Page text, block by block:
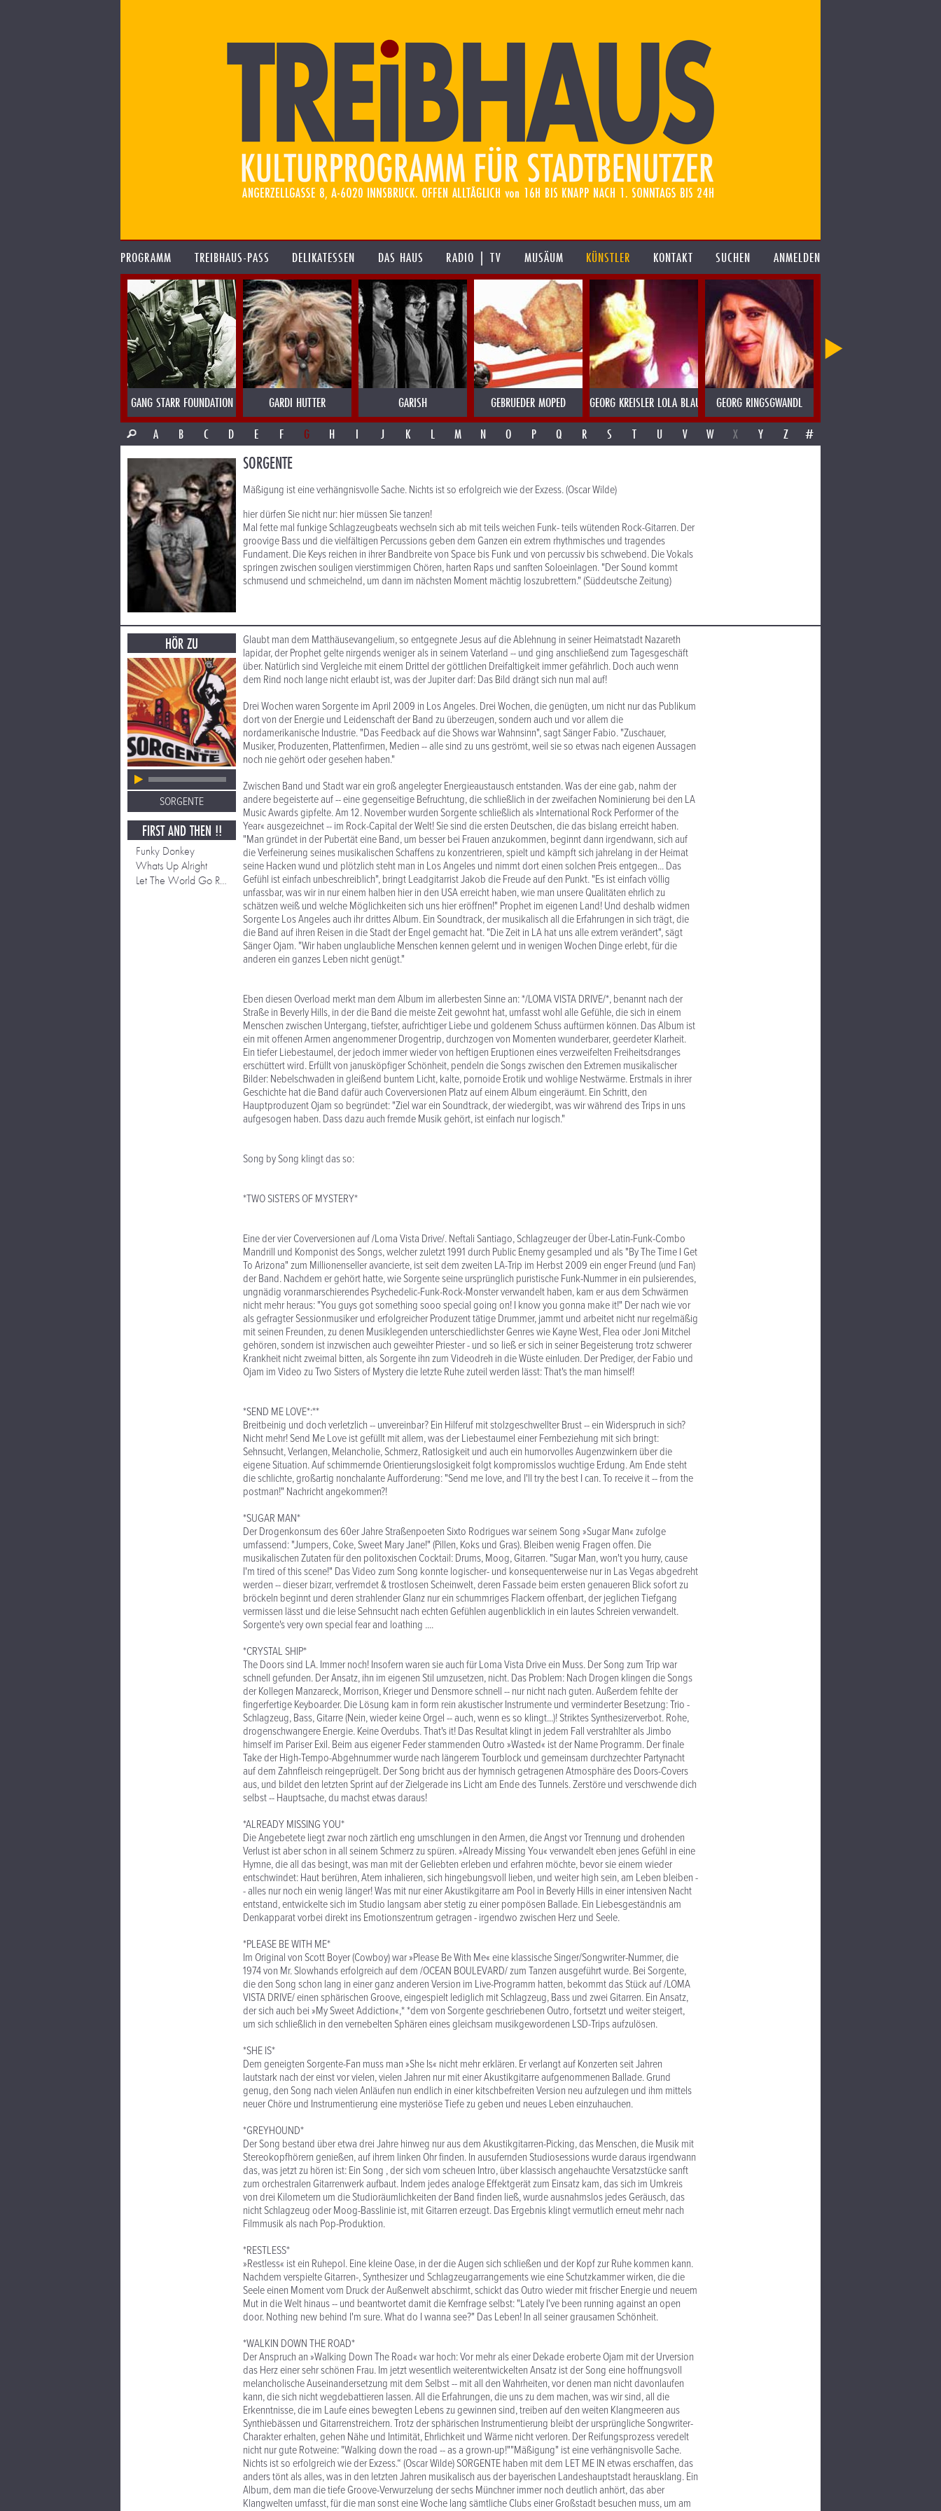
PROGRAMM TREIBHAUS-PASS DELIKATESSEN DAS HAUS RADIO | TV MUSÄUM KÜNSTLER KONTAKT SUCHEN ANMELDEN
GANG STARR FOUNDATION GARDI HUTTER GARISH GEBRUEDER MOPED GEORG KREISLER LOLA BLAU GEORG RINGSGWANDL
A
B C D E F G H I J K L M N O P Q R S T U V W X Y Z #
SORGENTE
Mäßigung ist eine verhängnisvolle Sache. Nichts ist so erfolgreich wie der Exzess. (Oscar Wilde)
hier dürfen Sie nicht nur: hier müssen Sie tanzen!
Mal fette mal funkige Schlagzeugbeats wechseln sich ab mit teils weichen Funk- teils wütenden Rock-Gitarren. Der
groovige Bass und die vielfältigen Percussions geben dem Ganzen ein extrem rhythmisches und tragendes
Fundament. Die Keys reichen in ihrer Bandbreite von Space bis Funk und von percussiv bis schwebend. Die Vokals
springen zwischen souligen vierstimmigen Chören, harten Raps und sanften Soloeinlagen. "Der Sound kommt
schmusend und schmeichelnd, um dann im nächsten Moment mächtig loszubrettern." (Süddeutsche Zeitung)
HÖR ZU
SORGENTE
FIRST AND THEN !!
Funky Donkey
Whats Up Alright
Let The World Go Round
Glaubt man dem Matthäusevangelium, so entgegnete Jesus auf die Ablehnung in seiner Heimatstadt Nazareth
lapidar, der Prophet gelte nirgends weniger als in seinem Vaterland -- und ging anschließend zum Tagesgeschäft
über. Natürlich sind Vergleiche mit einem Drittel der göttlichen Dreifaltigkeit immer gefährlich. Doch auch wenn
dem Rind noch lange nicht erlaubt ist, was der Jupiter darf: Das Bild drängt sich nun mal auf!
Drei Wochen waren Sorgente im April 2009 in Los Angeles. Drei Wochen, die genügten, um nicht nur das Publikum
dort von der Energie und Leidenschaft der Band zu überzeugen, sondern auch und vor allem die
nordamerikanische Industrie. "Das Feedback auf die Shows war Wahnsinn", sagt Sänger Fabio. "Zuschauer,
Musiker, Produzenten, Plattenfirmen, Medien -- alle sind zu uns geströmt, weil sie so etwas nach eigenen Aussagen
noch nie gehört oder gesehen haben."
Zwischen Band und Stadt war ein groß angelegter Energieaustausch entstanden. Was der eine gab, nahm der
andere begeisterte auf -- eine gegenseitige Befruchtung, die schließlich in der zweifachen Nominierung bei den LA
Music Awards gipfelte. Am 12. November wurden Sorgente schließlich als »International Rock Performer of the
Year« ausgezeichnet -- im Rock-Capital der Welt! Sie sind die ersten Deutschen, die das bislang erreicht haben.
"Man gründet in der Pubertät eine Band, um besser bei Frauen anzukommen, beginnt dann irgendwann, sich auf
die Verfeinerung seines musikalischen Schaffens zu konzentrieren, spielt und kämpft sich jahrelang in der Heimat
seine Hacken wund und plötzlich steht man in Los Angeles und nimmt dort einen solchen Preis entgegen... Das
Gefühl ist einfach unbeschreiblich", bringt Leadgitarrist Jakob die Freude auf den Punkt. "Es ist einfach völlig
unfassbar, was wir in nur einem halben hier in den USA erreicht haben, wie man unsere Qualitäten ehrlich zu
schätzen weiß und welche Möglichkeiten sich uns hier eröffnen!" Prophet im eigenen Land! Und deshalb widmen
Sorgente Los Angeles auch ihr drittes Album. Ein Soundtrack, der musikalisch all die Erfahrungen in sich trägt, die
die Band auf ihren Reisen in die Stadt der Engel gemacht hat. "Die Zeit in LA hat uns alle extrem verändert", sägt
Sänger Ojam. "Wir haben unglaubliche Menschen kennen gelernt und in wenigen Wochen Dinge erlebt, für die
anderen ein ganzes Leben nicht genügt."
Eben diesen Overload merkt man dem Album im allerbesten Sinne an: */LOMA VISTA DRIVE/*, benannt nach der
Straße in Beverly Hills, in der die Band die meiste Zeit gewohnt hat, umfasst wohl alle Gefühle, die sich in einem
Menschen zwischen Untergang, tiefster, aufrichtiger Liebe und goldenem Schuss auftürmen können. Das Album ist
ein mit offenen Armen angenommener Drogentrip, durchzogen von Momenten wunderbarer, geerdeter Klarheit.
Ein tiefer Liebestaumel, der jedoch immer wieder von heftigen Eruptionen eines verzweifelten Freiheitsdranges
erschüttert wird. Erfüllt von janusköpfiger Schönheit, pendeln die Songs zwischen den Extremen musikalischer
Bilder: Nebelschwaden in gleißend buntem Licht, kalte, pornoide Erotik und wohlige Nestwärme. Erstmals in ihrer
Geschichte hat die Band dafür auch Coverversionen Platz auf einem Album eingeräumt. Ein Schritt, den
Hauptproduzent Ojam so begründet: "Ziel war ein Soundtrack, der wiedergibt, was wir während des Trips in uns
aufgesogen haben. Dass dazu auch fremde Musik gehört, ist einfach nur logisch."
Song by Song klingt das so:
*TWO SISTERS OF MYSTERY*
Eine der vier Coverversionen auf /Loma Vista Drive/. Neftali Santiago, Schlagzeuger der Über-Latin-Funk-Combo
Mandrill und Komponist des Songs, welcher zuletzt 1991 durch Public Enemy gesampled und als "By The Time I Get
To Arizona" zum Millionenseller avancierte, ist seit dem zweiten LA-Trip im Herbst 2009 ein enger Freund (und Fan)
der Band. Nachdem er gehört hatte, wie Sorgente seine ursprünglich puristische Funk-Nummer in ein pulsierendes,
ungnädig voranmarschierendes Psychedelic-Funk-Rock-Monster verwandelt haben, kam er aus dem Schwärmen
nicht mehr heraus: "You guys got something sooo special going on! I know you gonna make it!" Der nach wie vor
als gefragter Sessionmusiker und erfolgreicher Produzent tätige Drummer, jammt und arbeitet nicht nur regelmäßig
mit seinen Freunden, zu denen Musiklegenden unterschiedlichster Genres wie Kayne West, Flea oder Joni Mitchel
gehören, sondern ist inzwischen auch geweihter Priester - und so ließ er sich in seiner Begeisterung trotz schwerer
Krankheit nicht zweimal bitten, als Sorgente ihn zum Videodreh in die Wüste einluden. Der Prediger, der Fabio und
Ojam im Video zu Two Sisters of Mystery die letzte Ruhe zuteil werden lässt: That's the man himself!
*SEND ME LOVE*:**
Breitbeinig und doch verletzlich -- unvereinbar? Ein Hilferuf mit stolzgeschwellter Brust -- ein Widerspruch in sich?
Nicht mehr! Send Me Love ist gefüllt mit allem, was der Liebestaumel einer Fernbeziehung mit sich bringt:
Sehnsucht, Verlangen, Melancholie, Schmerz, Ratlosigkeit und auch ein humorvolles Augenzwinkern über die
eigene Situation. Auf schimmernde Orientierungslosigkeit folgt kompromisslos wuchtige Erdung. Am Ende steht
die schlichte, großartig nonchalante Aufforderung: "Send me love, and I'll try the best I can. To receive it -- from the
postman!" Nachricht angekommen?!
*SUGAR MAN*
Der Drogenkonsum des 60er Jahre Straßenpoeten Sixto Rodrigues war seinem Song »Sugar Man« zufolge
umfassend: "Jumpers, Coke, Sweet Mary Jane!" (Pillen, Koks und Gras). Bleiben wenig Fragen offen. Die
musikalischen Zutaten für den politoxischen Cocktail: Drums, Moog, Gitarren. "Sugar Man, won't you hurry, cause
I'm tired of this scene!" Das Video zum Song konnte logischer- und konsequenterweise nur in Las Vegas abgedreht
werden -- dieser bizarr, verfremdet & trostlosen Scheinwelt, deren Fassade beim ersten genaueren Blick sofort zu
bröckeln beginnt und deren strahlender Glanz nur ein schummriges Flackern offenbart, der jeglichen Tiefgang
vermissen lässt und die leise Sehnsucht nach echten Gefühlen augenblicklich in ein lautes Schreien verwandelt.
Sorgente's very own special fear and loathing ....
*CRYSTAL SHIP*
The Doors sind LA. Immer noch! Insofern waren sie auch für Loma Vista Drive ein Muss. Der Song zum Trip war
schnell gefunden. Der Ansatz, ihn im eigenen Stil umzusetzen, nicht. Das Problem: Nach Drogen klingen die Songs
der Kollegen Manzareck, Morrison, Krieger und Densmore schnell -- nur nicht nach guten. Außerdem fehlte der
fingerfertige Keyboarder. Die Lösung kam in form rein akustischer Instrumente und verminderter Besetzung: Trio -
Schlagzeug, Bass, Gitarre (Nein, wieder keine Orgel -- auch, wenn es so klingt...)! Striktes Synthesizerverbot. Rohe,
drogenschwangere Energie. Keine Overdubs. That's it! Das Resultat klingt in jedem Fall verstrahlter als Jimbo
himself im Pariser Exil. Beim aus eigener Feder stammenden Outro »Wasted« ist der Name Programm. Der finale
Take der High-Tempo-Abgehnummer wurde nach längerem Tourblock und gemeinsam durchzechter Partynacht
auf dem Zahnfleisch reingeprügelt. Der Song bricht aus der hymnisch getragenen Atmosphäre des Doors-Covers
aus, und bildet den letzten Sprint auf der Zielgerade ins Licht am Ende des Tunnels. Zerstöre und verschwende dich
selbst -- Hauptsache, du machst etwas daraus!
*ALREADY MISSING YOU*
Die Angebetete liegt zwar noch zärtlich eng umschlungen in den Armen, die Angst vor Trennung und drohenden
Verlust ist aber schon in all seinem Schmerz zu spüren. »Already Missing You« verwandelt eben jenes Gefühl in eine
Hymne, die all das besingt, was man mit der Geliebten erleben und erfahren möchte, bevor sie einem wieder
entschwindet: Haut berühren, Atem inhalieren, sich hingebungsvoll lieben, und weiter high sein, am Leben bleiben -
- alles nur noch ein wenig länger! Was mit nur einer Akustikgitarre am Pool in Beverly Hills in einer intensiven Nacht
entstand, entwickelte sich im Studio langsam aber stetig zu einer pompösen Ballade. Ein Liebesgeständnis am
Denkapparat vorbei direkt ins Emotionszentrum getragen - irgendwo zwischen Herz und Seele.
*PLEASE BE WITH ME*
Im Original von Scott Boyer (Cowboy) war »Please Be With Me« eine klassische Singer/Songwriter-Nummer, die
1974 von Mr. Slowhands erfolgreich auf dem /OCEAN BOULEVARD/ zum Tanzen ausgeführt wurde. Bei Sorgente,
die den Song schon lang in einer ganz anderen Version im Live-Programm hatten, bekommt das Stück auf /LOMA
VISTA DRIVE/ einen sphärischen Groove, eingespielt lediglich mit Schlagzeug, Bass und zwei Gitarren. Ein Ansatz,
der sich auch bei »My Sweet Addiction«,* *dem von Sorgente geschriebenen Outro, fortsetzt und weiter steigert,
um sich schließlich in den vernebelten Sphären eines gleichsam musikgewordenen LSD-Trips aufzulösen.
*SHE IS*
Dem geneigten Sorgente-Fan muss man »She Is« nicht mehr erklären. Er verlangt auf Konzerten seit Jahren
lautstark nach der einst vor vielen, vielen Jahren nur mit einer Akustikgitarre aufgenommenen Ballade. Grund
genug, den Song nach vielen Anläufen nun endlich in einer kitschbefreiten Version neu aufzulegen und ihm mittels
neuer Chöre und Instrumentierung eine mysteriöse Tiefe zu geben und neues Leben einzuhauchen.
*GREYHOUND*
Der Song bestand über etwa drei Jahre hinweg nur aus dem Akustikgitarren-Picking, das Menschen, die Musik mit
Stereokopfhörern genießen, auf ihrem linken Ohr finden. In ausufernden Studiosessions wurde daraus irgendwann
das, was jetzt zu hören ist: Ein Song , der sich vom scheuen Intro, über klassisch angehauchte Versatzstücke sanft
zum orchestralen Gitarrenwerk aufbaut. Indem jedes analoge Effektgerät zum Einsatz kam, das sich im Umkreis
von drei Kilometern um die Studioräumlichkeiten der Band finden ließ, wurde ausnahmslos jedes Geräusch, das
nicht Schlagzeug oder Moog-Basslinie ist, mit Gitarren erzeugt. Das Ergebnis klingt vermutlich erneut mehr nach
Filmmusik als nach Pop-Produktion.
*RESTLESS*
»Restless« ist ein Ruhepol. Eine kleine Oase, in der die Augen sich schließen und der Kopf zur Ruhe kommen kann.
Nachdem verspielte Gitarren-, Synthesizer und Schlagzeugarrangements wie eine Schutzkammer wirken, die die
Seele einen Moment vom Druck der Außenwelt abschirmt, schickt das Outro wieder mit frischer Energie und neuem
Mut in die Welt hinaus -- und beantwortet damit die Kernfrage selbst: "Lately I've been running against an open
door. Nothing new behind I'm sure. What do I wanna see?" Das Leben! In all seiner grausamen Schönheit.
*WALKIN DOWN THE ROAD*
Der Anspruch an »Walking Down The Road« war hoch: Vor mehr als einer Dekade eroberte Ojam mit der Urversion
das Herz einer sehr schönen Frau. Im jetzt wesentlich weiterentwickelten Ansatz ist der Song eine hoffnungsvoll
melancholische Auseinandersetzung mit dem Selbst -- mit all den Wahrheiten, vor denen man nicht davonlaufen
kann, die sich nicht wegdebattieren lassen. All die Erfahrungen, die uns zu dem machen, was wir sind, all die
Erkenntnisse, die im Laufe eines bewegten Lebens zu gewinnen sind, treiben auf den weiten Klangmeeren aus
Synthiebässen und Gitarrenstreichern. Trotz der sphärischen Instrumentierung bleibt der ursprüngliche Songwriter-
Charakter erhalten, gehen Nähe und Intimität, Ehrlichkeit und Wärme nicht verloren. Der Reifungsprozess veredelt
nicht nur gute Rotweine: "Walking down the road -- as a grown-up!""Mäßigung" ist eine verhängnisvolle Sache.
Nichts ist so erfolgreich wie der Exzess.“ (Oscar Wilde) SORGENTE haben mit dem LET ME IN etwas erschaffen, das
anders tönt als alles, was in den letzten Jahren musikalisch aus der bayerischen Landeshauptstadt herausklang. Ein
Album, dem man die tiefe Groove-Verwurzelung der sechs Münchner immer noch deutlich anhört, das aber
Klangwelten umfasst, für die man sonst eine Woche lang sämtliche Clubs einer Großstadt besuchen muss, um am